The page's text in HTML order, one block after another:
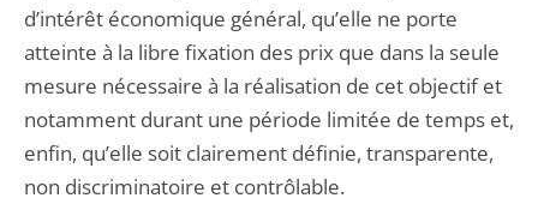
d’intérêt économique général, qu’elle ne porte
atteinte à la libre fixation des prix que dans la seule
mesure nécessaire à la réalisation de cet objectif et
notamment durant une période limitée de temps et,
enfin, qu’elle soit clairement définie, transparente,
non discriminatoire et contrôlable.